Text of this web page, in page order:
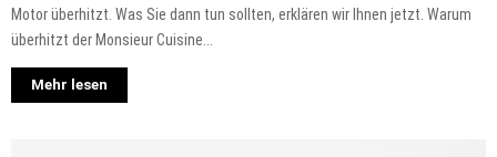
Motor überhitzt. Was Sie dann tun sollten, erklären wir Ihnen jetzt. Warum
überhitzt der Monsieur Cuisine...
Mehr lesen